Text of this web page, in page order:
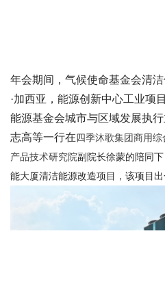
年会期间，气候使命基金会清
·加西亚，能源创新中心工业项
能源基金会城市与区域发展执
志高等一行在 四季沐歌集团商用综
产品技术研究院副院长徐蒙的陪同
能大厦清洁能源改造项目，该项目